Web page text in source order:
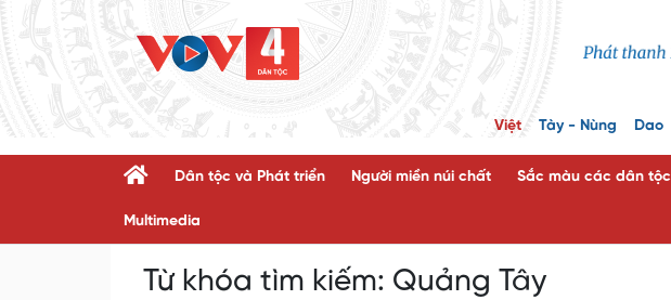
Việt Tày - Nùng Dao
Dân tộc và Phát triển Người miền núi chất Sắc màu các dân tộc
Multimedia
Từ khóa tìm kiếm: Quảng Tây